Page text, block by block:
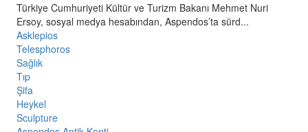
Türkiye Cumhuriyeti Kültür ve Turizm Bakanı Mehmet Nuri
Ersoy, sosyal medya hesabından, Aspendos’ta sürd...
Asklepios
Telesphoros
Sağlık
Tıp
Şifa
Heykel
Sculpture